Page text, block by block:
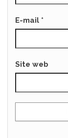
E-mail *
Site web